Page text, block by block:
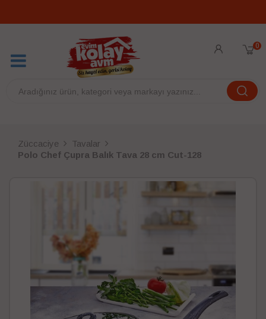
0
Züccaciye
Tavalar
Polo Chef Çupra Balık Tava 28 cm Cut-128